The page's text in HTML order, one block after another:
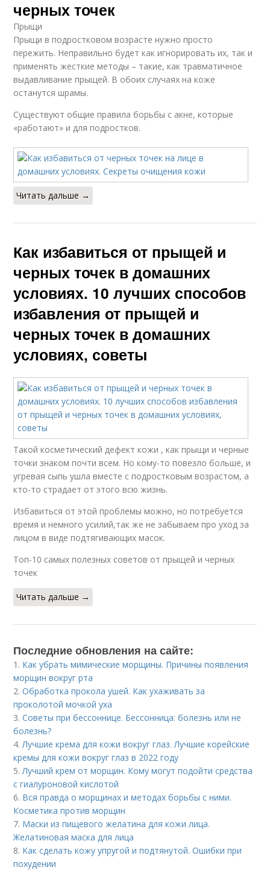
черных точек
Прыщи
Прыщи в подростковом возрасте нужно просто
пережить. Неправильно будет как игнорировать их, так и
применять жесткие методы – такие, как травматичное
выдавливание прыщей. В обоих случаях на коже
останутся шрамы.
Существуют общие правила борьбы с акне, которые
«работают» и для подростков.
Читать дальше →
Как избавиться от прыщей и
черных точек в домашних
условиях. 10 лучших способов
избавления от прыщей и
черных точек в домашних
условиях, советы
Такой косметический дефект кожи , как прыщи и черные
точки знаком почти всем. Но кому-то повезло больше, и
угревая сыпь ушла вместе с подростковым возрастом, а
кто-то страдает от этого всю жизнь.
Избавиться от этой проблемы можно, но потребуется
время и немного усилий,так же не забываем про уход за
лицом в виде подтягивающих масок.
Топ-10 самых полезных советов от прыщей и черных
точек
Читать дальше →
Последние обновления на сайте:
1. Как убрать мимические морщины. Причины появления
морщин вокруг рта
2.Обработка прокола ушей. Как ухаживать за
проколотой мочкой уха
3.Советы при бессоннице. Бессонница: болезнь или не
болезнь?
4. Лучшие крема для кожи вокруг глаз. Лучшие корейские
кремы для кожи вокруг глаз в 2022 году
5. Лучший крем от морщин. Кому могут подойти средства
с гиалуроновой кислотой
6. Вся правда о морщинах и методах борьбы с ними.
Косметика против морщин
7. Маски из пищевого желатина для кожи лица.
Желатиновая маска для лица
8. Как сделать кожу упругой и подтянутой. Ошибки при
похудении